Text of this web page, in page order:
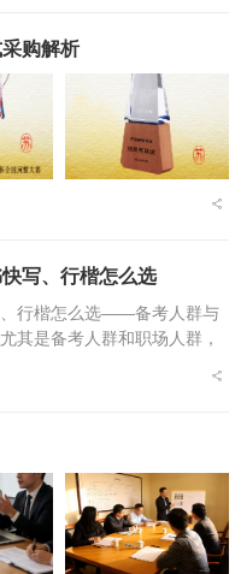
购解析
写、行楷怎么选
、行楷怎么选——备考人群与
其是备考人群和职场人群，
底该练标准楷书，还是练楷